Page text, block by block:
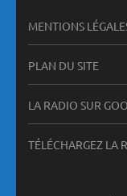
MENTIONS
PLAN DU SITE
LA RADIO SUR
TÉLÉCHARGEZ LA